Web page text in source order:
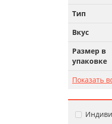
Тип
Вкус
Размер в
упаковке
Показать